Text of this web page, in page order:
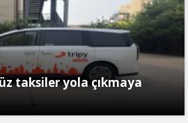
taksiler yola çıkmaya